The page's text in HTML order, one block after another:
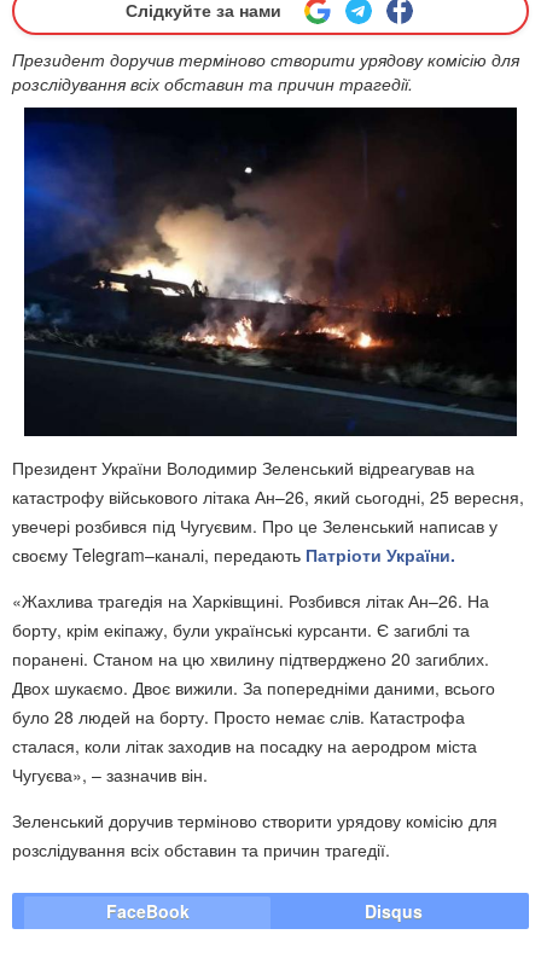
Слідкуйте за нами
Президент доручив терміново створити урядову комісію для
розслідування всіх обставин та причин трагедії.
Президент України Володимир Зеленський відреагував на
катастрофу військового літака Ан–26, який сьогодні, 25 вересня,
увечері розбився під Чугуєвим. Про це Зеленський написав у
своєму Telegram–каналі, передають Патріоти України.
«Жахлива трагедія на Харківщині. Розбився літак Ан–26. На
борту, крім екіпажу, були українські курсанти. Є загиблі та
поранені. Станом на цю хвилину підтверджено 20 загиблих.
Двох шукаємо. Двоє вижили. За попередніми даними, всього
було 28 людей на борту. Просто немає слів. Катастрофа
сталася, коли літак заходив на посадку на аеродром міста
Чугуєва», – зазначив він.
Зеленський доручив терміново створити урядову комісію для
розслідування всіх обставин та причин трагедії.
FaceBook Disqus